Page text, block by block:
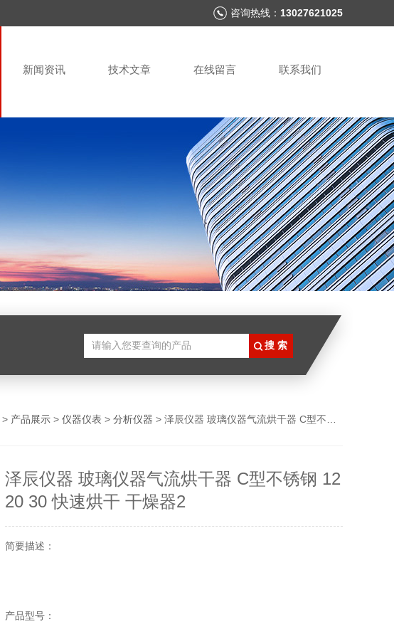
咨询热线： 13027621025
新闻资讯 技术文章 在线留言 联系我们
> 产品展示 > 仪器仪表 > 分析仪器 > 泽辰仪器 玻璃仪器气流烘干器 C型不锈钢 12 20 30 快速烘干 干燥器2
泽辰仪器 玻璃仪器气流烘干器 C型不锈钢 12
20 30 快速烘干 干燥器2
简要描述：
产品型号：